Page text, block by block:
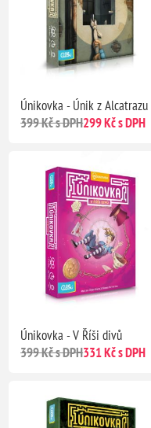
Únikovka - Únik z Alcatrazu
399 Kč s DPH299 Kč s DPH
Únikovka - V Říši divů
399 Kč s DPH331 Kč s DPH